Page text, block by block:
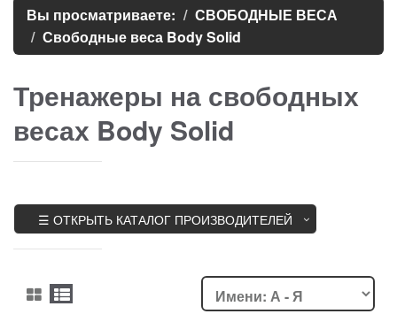
Вы просматриваете:
СВОБОДНЫЕ ВЕСА
Свободные веса Body Solid
Тренажеры на свободных
весах Body Solid
☰ ОТКРЫТЬ КАТАЛОГ ПРОИЗВОДИТЕЛЕЙ